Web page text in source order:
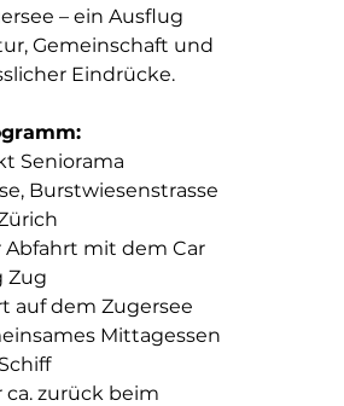
– ein Ausflug
Gemeinschaft und
Eindrücke.
Seniorama
Burstwiesenstrasse
Abfahrt mit dem Car
Zug
auf dem Zugersee
Mittagessen
ca. zurück beim